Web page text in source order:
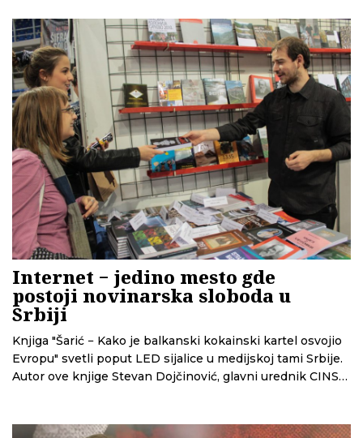
Internet − jedino mesto gde
postoji novinarska sloboda u
Srbiji
Knjiga "Šarić − Kako je balkanski kokainski kartel osvojio
Evropu" svetli poput LED sijalice u medijskoj tami Srbije.
Autor ove knjige Stevan Dojčinović, glavni urednik CINS-a
and Corruption Reporting Project), na osnovu činjenica i